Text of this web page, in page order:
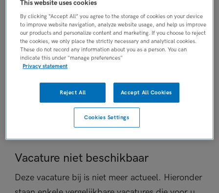
PLAATSINGSDATUM
7 mei 2026
NIVEAU
WO
Niet nader bepaald
Vacature niet beschikbaar
Deze vacature bij is niet meer actueel. Hieronder
This website uses cookies
By clicking “Accept All” you agree to the storage of cookies on your device
to improve website navigation, analyze website usage, and help us improve
our products and personalize content and marketing. If you choose to reject
the cookies, we only place the strictly necessary and analytical cookies.
These do not record any information about you as a person. You can
indicate this under "manage preferences"
Privacy statement
Reject All Accept All Cookies
Cookies Settings